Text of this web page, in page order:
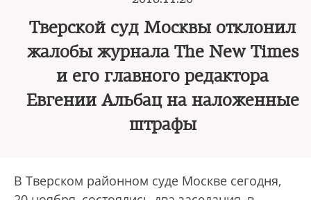
Тверской суд Москвы отклонил
жалобы журнала The New Times
и его главного редактора
Евгении Альбац на наложенные
штрафы
В Тверском районном суде Москве сегодня,